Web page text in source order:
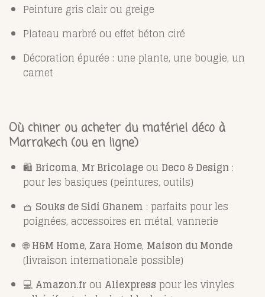
Peinture gris clair ou greige
Plateau marbré ou effet béton ciré
Décoration épurée : une plante, une bougie, un
carnet
Où chiner ou acheter du matériel déco à
Marrakech (ou en ligne)
🛍️ Bricoma, Mr Bricolage ou Deco & Design :
pour les basiques (peintures, outils)
🧺 Souks de Sidi Ghanem : parfaits pour les
poignées, accessoires en métal, vannerie
🌐H&M Home, Zara Home, Maison du Monde
(livraison internationale possible)
💻 Amazon.fr ou Aliexpress pour les vinyles